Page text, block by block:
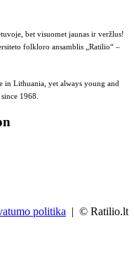
bet visuomet jaunas ir veržlus!
folkloro ansamblis „Ratilio“ –
in Lithuania, yet always young and
1968.
politika | © Ratilio.lt